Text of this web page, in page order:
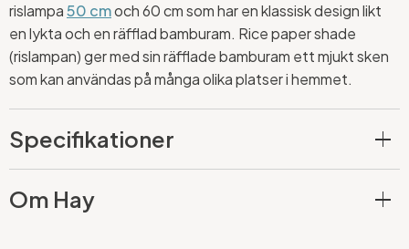
rislampa50 cmoch 60 cm som har en klassisk design likt
en lykta och en räfflad bamburam. Rice paper shade
(rislampan) ger med sin räfflade bamburam ett mjukt sken
som kan användas på många olika platser i hemmet.
Specifikationer
Om Hay